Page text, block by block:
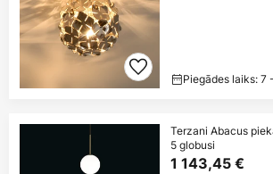
Piegādes laiks: 7
Terzani Abacus
5 globusi
1 143,45 €